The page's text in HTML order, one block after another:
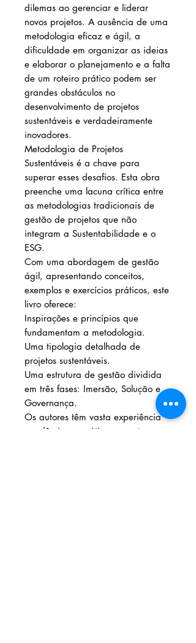
dilemas ao gerenciar e liderar
novos projetos. A ausência de uma
metodologia eficaz e ágil, a
dificuldade em organizar as ideias
e elaborar o planejamento e a falta
de um roteiro prático podem ser
grandes obstáculos no
desenvolvimento de projetos
sustentáveis e verdadeiramente
inovadores.
Metodologia de Projetos
Sustentáveis é a chave para
superar esses desafios. Esta obra
preenche uma lacuna crítica entre
as metodologias tradicionais de
gestão de projetos que não
integram a Sustentabilidade e o
ESG.
Com uma abordagem de gestão
ágil, apresentando conceitos,
exemplos e exercícios práticos, este
livro oferece:
Inspirações e princípios que
fundamentam a metodologia.
Uma tipologia detalhada de
projetos sustentáveis.
Uma estrutura de gestão dividida
em três fases: Imersão, Solução e
Governança.
Os autores têm vasta experiência
acadêmica e prática nos setores